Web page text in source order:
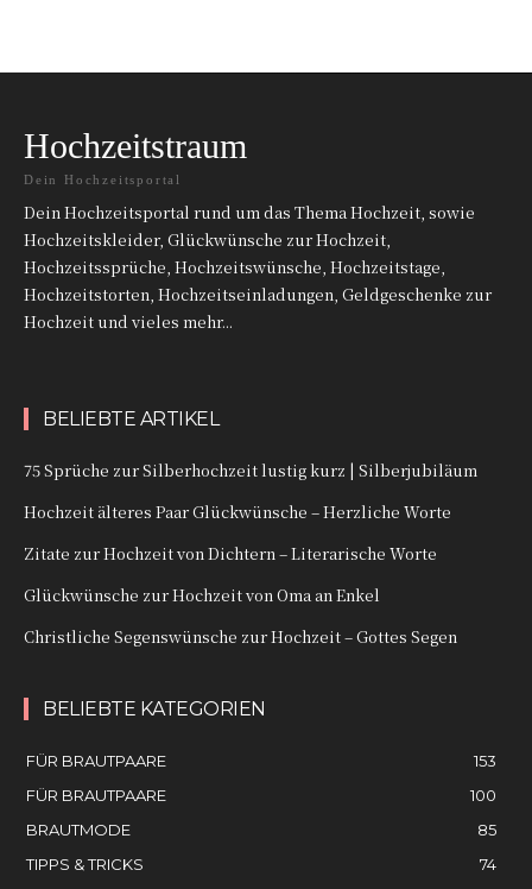
Hochzeitstraum
Dein Hochzeitsportal
Dein Hochzeitsportal rund um das Thema Hochzeit, sowie
Hochzeitskleider, Glückwünsche zur Hochzeit,
Hochzeitssprüche, Hochzeitswünsche, Hochzeitstage,
Hochzeitstorten, Hochzeitseinladungen, Geldgeschenke zur
Hochzeit und vieles mehr...
BELIEBTE ARTIKEL
75 Sprüche zur Silberhochzeit lustig kurz | Silberjubiläum
Hochzeit älteres Paar Glückwünsche – Herzliche Worte
Zitate zur Hochzeit von Dichtern – Literarische Worte
Glückwünsche zur Hochzeit von Oma an Enkel
Christliche Segenswünsche zur Hochzeit – Gottes Segen
BELIEBTE KATEGORIEN
FÜR BRAUTPAARE
153
FÜR BRAUTPAARE
100
BRAUTMODE
85
TIPPS & TRICKS
74